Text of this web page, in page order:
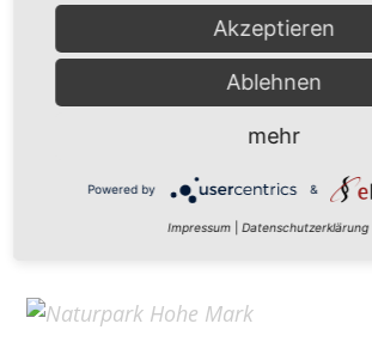
Datenschutz
Home
Akzeptieren
Ablehnen
mehr
Powered by &
Impressum Datenschutzerklärung